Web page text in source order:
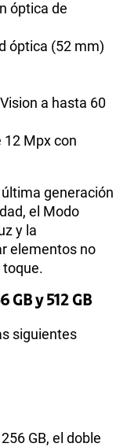
óptica de
óptica (52 mm)
a hasta 60
12 Mpx con
generación
el Modo
y la
elementos no
toque.
y 512 GB
siguientes
GB, el doble